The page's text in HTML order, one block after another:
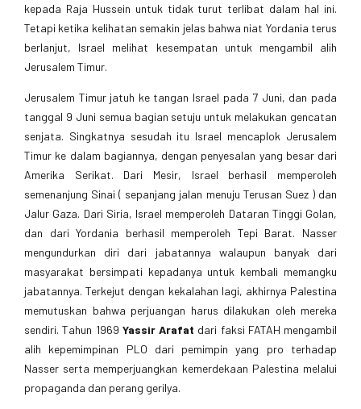
kepada Raja Hussein untuk tidak turut terlibat dalam hal ini.
Tetapi ketika kelihatan semakin jelas bahwa niat Yordania terus
berlanjut, Israel melihat kesempatan untuk mengambil alih
Jerusalem Timur.
Jerusalem Timur jatuh ke tangan Israel pada 7 Juni, dan pada
tanggal 9 Juni semua bagian setuju untuk melakukan gencatan
senjata. Singkatnya sesudah itu Israel mencaplok Jerusalem
Timur ke dalam bagiannya, dengan penyesalan yang besar dari
Amerika Serikat. Dari Mesir, Israel berhasil memperoleh
semenanjung Sinai ( sepanjang jalan menuju Terusan Suez ) dan
Jalur Gaza. Dari Siria, Israel memperoleh Dataran Tinggi Golan,
dan dari Yordania berhasil memperoleh Tepi Barat. Nasser
mengundurkan diri dari jabatannya walaupun banyak dari
masyarakat bersimpati kepadanya untuk kembali memangku
jabatannya. Terkejut dengan kekalahan lagi, akhirnya Palestina
memutuskan bahwa perjuangan harus dilakukan oleh mereka
sendiri. Tahun 1969 Yassir Arafat dari faksi FATAH mengambil
alih kepemimpinan PLO dari pemimpin yang pro terhadap
Nasser serta memperjuangkan kemerdekaan Palestina melalui
propaganda dan perang gerilya.